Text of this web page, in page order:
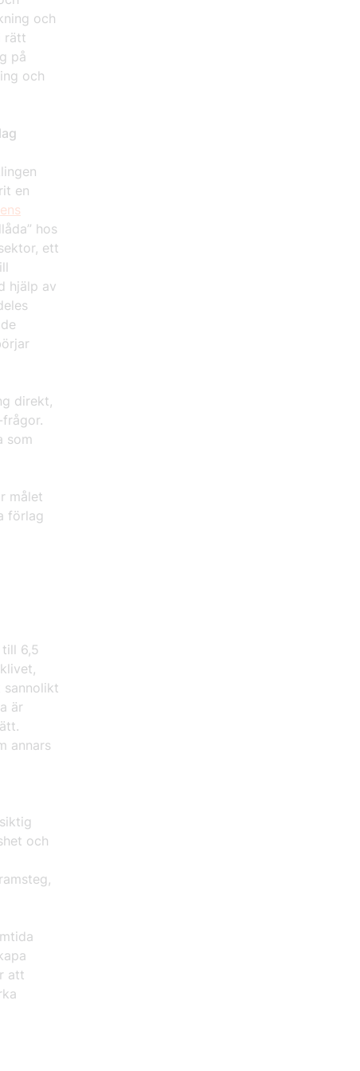
och
rätt
på
och
en
hos
ett
hjälp av
direkt,
som
målet
förlag
6,5
är
annars
och
att